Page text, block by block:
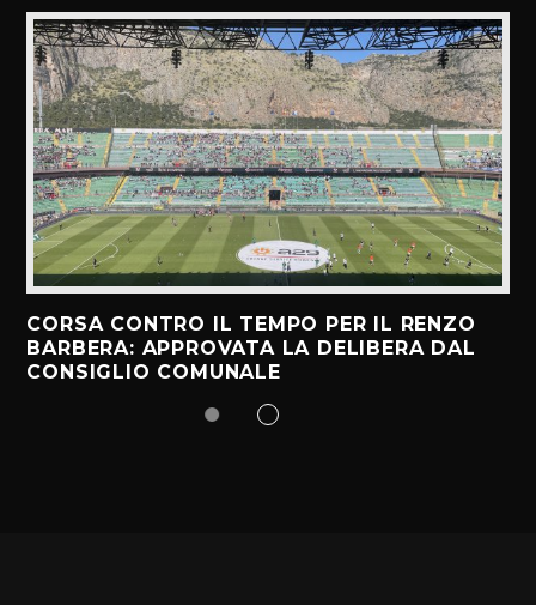
CORSA CONTRO IL TEMPO PER IL RENZO
BARBERA: APPROVATA LA DELIBERA DAL
CONSIGLIO COMUNALE